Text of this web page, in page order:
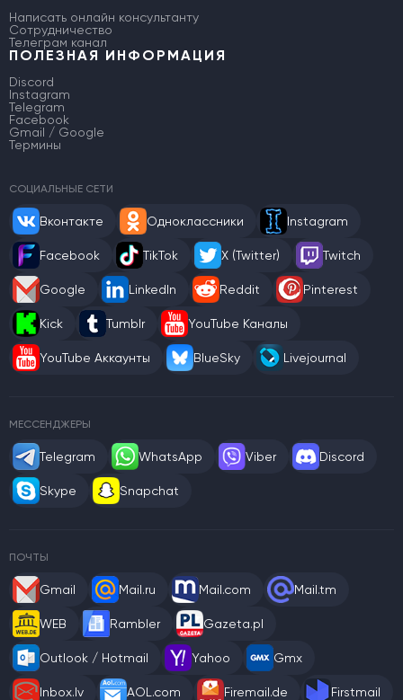
Написать онлайн консультанту
Сотрудничество
Телеграм канал
ПОЛЕЗНАЯ ИНФОРМАЦИЯ
Discord
Instagram
Telegram
Facebook
Gmail / Google
Термины
СОЦИАЛЬНЫЕ СЕТИ
Вконтакте Одноклассники Instagram
Facebook TikTok X (Twitter) Twitch
Google LinkedIn Reddit Pinterest
Kick Tumblr YouTube Каналы
YouTube Аккаунты BlueSky Livejournal
МЕССЕНДЖЕРЫ
Telegram WhatsApp Viber Discord
Skype Snapchat
ПОЧТЫ
Gmail Mail.ru Mail.com Mail.tm
WEB Rambler Gazeta.pl
Outlook / Hotmail Yahoo Gmx
Inbox.lv AOL.com Firemail.de Firstmail